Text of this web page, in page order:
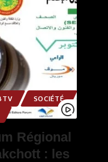
SOCIÉTÉ
Régional
: les